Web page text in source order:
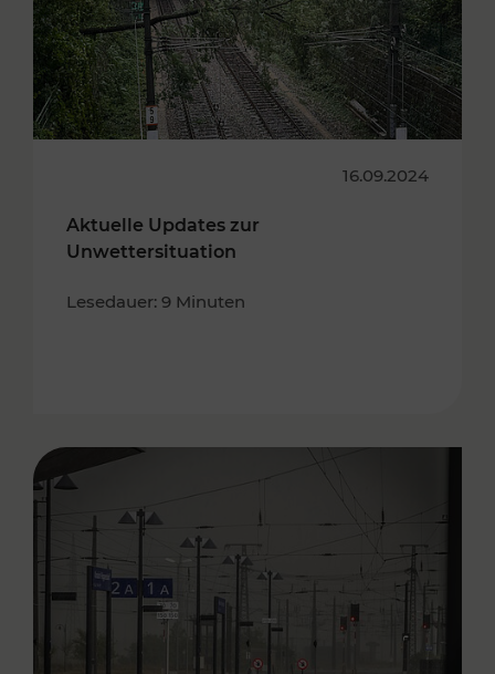
16.09.2024
Aktuelle Updates zur
Unwettersituation
Lesedauer: 9 Minuten